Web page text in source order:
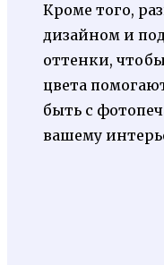
Кроме того,
дизайном и
оттенки,
цвета
быть с
вашему